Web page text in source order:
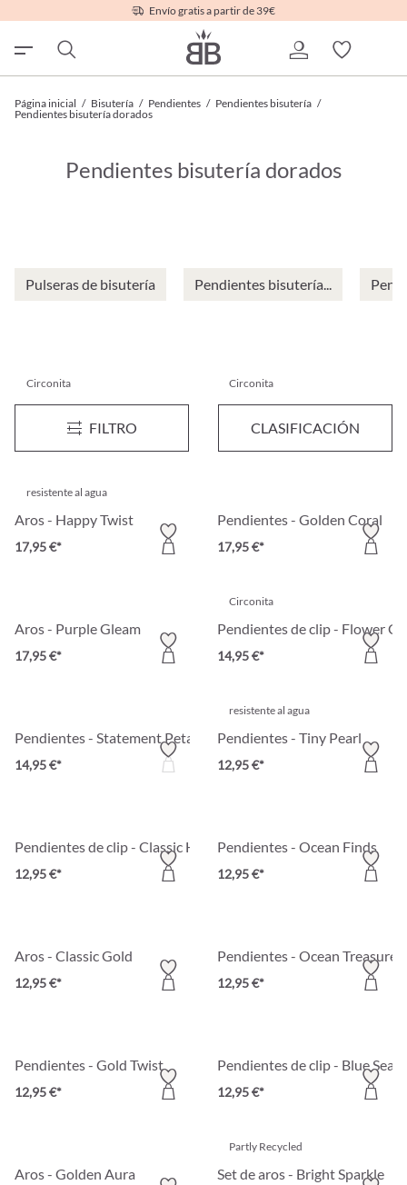
Envío gratis a partir de 39€
Página inicial / Bisutería / Pendientes / Pendientes bisutería /
Pendientes bisutería dorados
Pendientes bisutería dorados
Pulseras de bisutería Pendientes bisutería...
FILTRO CLASIFICACIÓN
Circonita
Pendientes - Crystal Glow
Circonita
Pendientes - Crystal Blossom
19,95 €*
resistente al agua
Aros - Happy Twist
17,95 €*
Pendientes - Golden Coral
17,95 €*
Aros - Purple Gleam
17,95 €*
Circonita
Pendientes de clip - Flower
14,95 €*
Pendientes - Statement Petals
14,95 €*
resistente al agua
Pendientes - Tiny Pearl
12,95 €*
Pendientes de clip - Classic Hoops
12,95 €*
Pendientes - Ocean Finds
12,95 €*
Aros - Classic Gold
12,95 €*
Pendientes - Ocean Treasures
12,95 €*
Pendientes - Gold Twist
12,95 €*
Pendientes de clip - Blue Sea
12,95 €*
Aros - Golden Aura
Partly Recycled
Set de aros - Bright Sparkle